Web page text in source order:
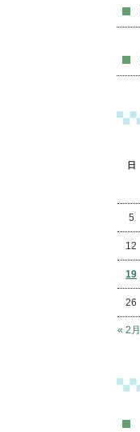
日
« 2月
5
12
19
26